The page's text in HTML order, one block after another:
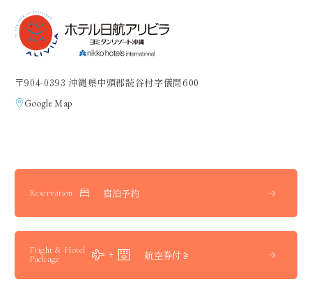
〒904-0393 沖縄県中頭郡読谷村字儀間600
Google Map
Reservation 宿泊予約
Fright & Hotel
Package
航空券付き